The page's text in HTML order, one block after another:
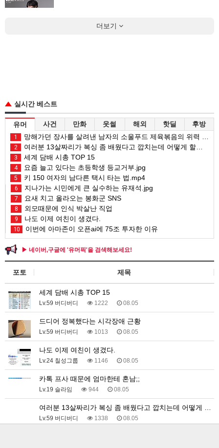
더보기
실시간 베스트
유머 사건 만화 웃썰 해외 핫딜 후방
1 망해가던 장사를 살려낸 남자의 소울푸드 제육볶음의 위력 ㅋㅋ
2 여러분 13살짜리가 복싱 좀 배웠다고 깝치는데 어떻게 할까요?
3 세계 담배 시총 TOP 15
4 요즘 늘고 있다는 초등학생 등교거부.jpg
5 키 150 여자의 남다른 택시 타는 법.mp4
6 지나가는 시민에게 큰 실수하는 유재석.jpg
7 요새 치고 올라오는 봉화군 SNS
8 외모때문에 인식 박살난 직업
9 나도 이제 여친이 생겼다.
10 이번에 아마존이 오픈ai에 75조 투자한 이유
▶ 네이버,구글에 '유머픽'을 검색해보세요!
포토 제목
세계 담배 시총 TOP 15
Lv.59 버디버디 1222 08.05
드디어 정복했다는 시각장애 근황
Lv.59 버디버디 1013 08.05
나도 이제 여친이 생겼다.
Lv.24 칠성그룹 1146 08.05
카톡 프사 때문에 엄마한테 혼남;;
Lv.19 슬라임 944 08.05
여러분 13살짜리가 복싱 좀 배웠다고 깝치는데 어떻게 …
Lv.59 버디버디 1338 08.05